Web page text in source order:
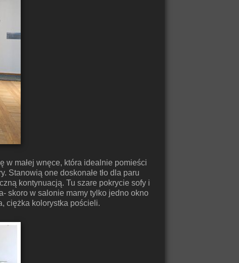
w małej wnęce, która idealnie pomieści
Stanowią one doskonałe tło dla paru
kontynuacją. Tu szare pokrycie sofy i
skoro w salonie mamy tylko jedno okno
ciężka kolorystka pościeli.